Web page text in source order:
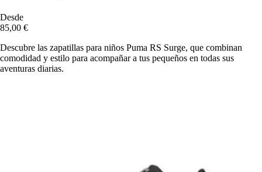
Desde
85,00 €
Descubre las zapatillas para niños Puma RS Surge, que combinan
comodidad y estilo para acompañar a tus pequeños en todas sus
aventuras diarias.